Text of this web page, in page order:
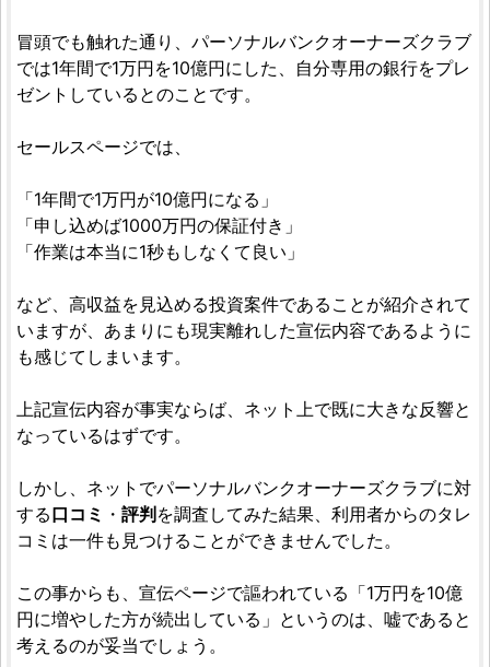
冒頭でも触れた通り、パーソナルバンクオーナーズクラブ
では1年間で1万円を10億円にした、自分専用の銀行をプレ
ゼントしているとのことです。
セールスページでは、
「1年間で1万円が10億円になる」
「申し込めば1000万円の保証付き」
「作業は本当に1秒もしなくて良い」
など、高収益を見込める投資案件であることが紹介されて
いますが、あまりにも現実離れした宣伝内容であるように
も感じてしまいます。
上記宣伝内容が事実ならば、ネット上で既に大きな反響と
なっているはずです。
しかし、ネットでパーソナルバンクオーナーズクラブに対
する口コミ ・ 評判 を調査してみた結果、利用者からのタレ
コミは一件も見つけることができませんでした。
この事からも、宣伝ページで謳われている「1万円を10億
円に増やした方が続出している」というのは、嘘であると
考えるのが妥当でしょう。